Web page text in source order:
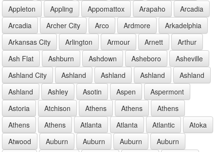
Appleton
Appling Appomattox Arapaho
Arcadia
Arcadia
Archer City Arco Ardmore
Arkadelphia
Arkansas City
Arlington Armour Arnett
Arthur
Ash Flat
Ashburn Ashdown Asheboro
Asheville
Ashland City
Ashland Ashland Ashland
Ashland
Ashland
Ashley Asotin Aspen
Aspermont
Astoria
Atchison Athens Athens
Athens
Athens
Athens Atlanta Atlanta Atlantic
Atoka
Atwood
Auburn Auburn Auburn
Auburn